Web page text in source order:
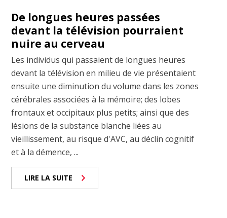
De longues heures passées
devant la télévision pourraient
nuire au cerveau
Les individus qui passaient de longues heures
devant la télévision en milieu de vie présentaient
ensuite une diminution du volume dans les zones
cérébrales associées à la mémoire; des lobes
frontaux et occipitaux plus petits; ainsi que des
lésions de la substance blanche liées au
vieillissement, au risque d'AVC, au déclin cognitif
et à la démence, ...
LIRE LA SUITE